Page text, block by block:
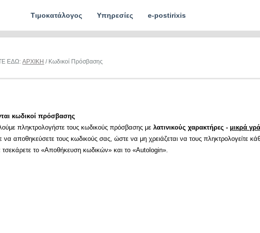
Τιμοκατάλογος Υπηρεσίες e-postirixis
ΕΔΩ:ΑΡΧΙΚΗ / Κωδικοί Πρόσβασης
κωδικοί πρόσβασης
πληκτρολογήστε τους κωδικούς πρόσβασης μελατινικούς χαρακτήρες - μικρά
να αποθηκεύσετε τους κωδικούς σας, ώστε να μη χρειάζεται να τους πληκτρολογείτε
τσεκάρετε το «Αποθήκευση κωδικών» και το «Autologin».